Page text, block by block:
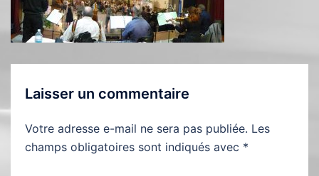
Laisser un commentaire
Votre adresse e-mail ne sera pas publiée. Les
champs obligatoires sont indiqués avec *